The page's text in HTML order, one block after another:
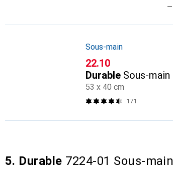
Sous-main
CHF
22.10
Durable Sous-main
53 x 40 cm
171
5. Durable 7224-01 Sous-main